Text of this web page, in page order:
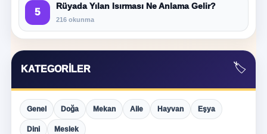
5
Rüyada Yılan Isırması Ne Anlama Gelir?
216 okunma
KATEGORILER 🏷️
Genel Doğa Mekan Aile Hayvan Eşya
Dini Meslek